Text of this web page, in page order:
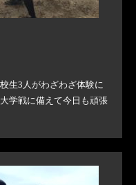
生3人がわざわざ体験に
学戦に備えて今日も頑張